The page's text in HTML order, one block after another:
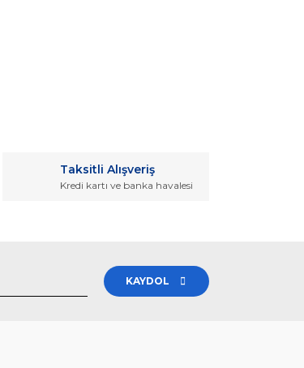
iletebilirsiniz.
Taksitli Alışveriş
Kredi kartı ve banka havalesi
KAYDOL